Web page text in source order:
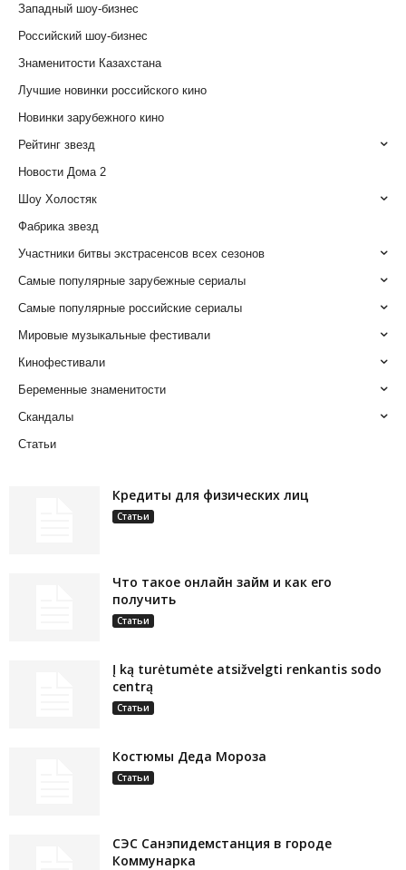
Западный шоу-бизнес
Российский шоу-бизнес
Знаменитости Казахстана
Лучшие новинки российского кино
Новинки зарубежного кино
Рейтинг звезд
Новости Дома 2
Шоу Холостяк
Фабрика звезд
Участники битвы экстрасенсов всех сезонов
Самые популярные зарубежные сериалы
Самые популярные российские сериалы
Мировые музыкальные фестивали
Кинофестивали
Беременные знаменитости
Скандалы
Статьи
Кредиты для физических лиц
Статьи
Что такое онлайн займ и как его
получить
Статьи
Į ką turėtumėte atsižvelgti renkantis sodo
centrą
Статьи
Костюмы Деда Мороза
Статьи
СЭС Санэпидемстанция в городе
Коммунарка